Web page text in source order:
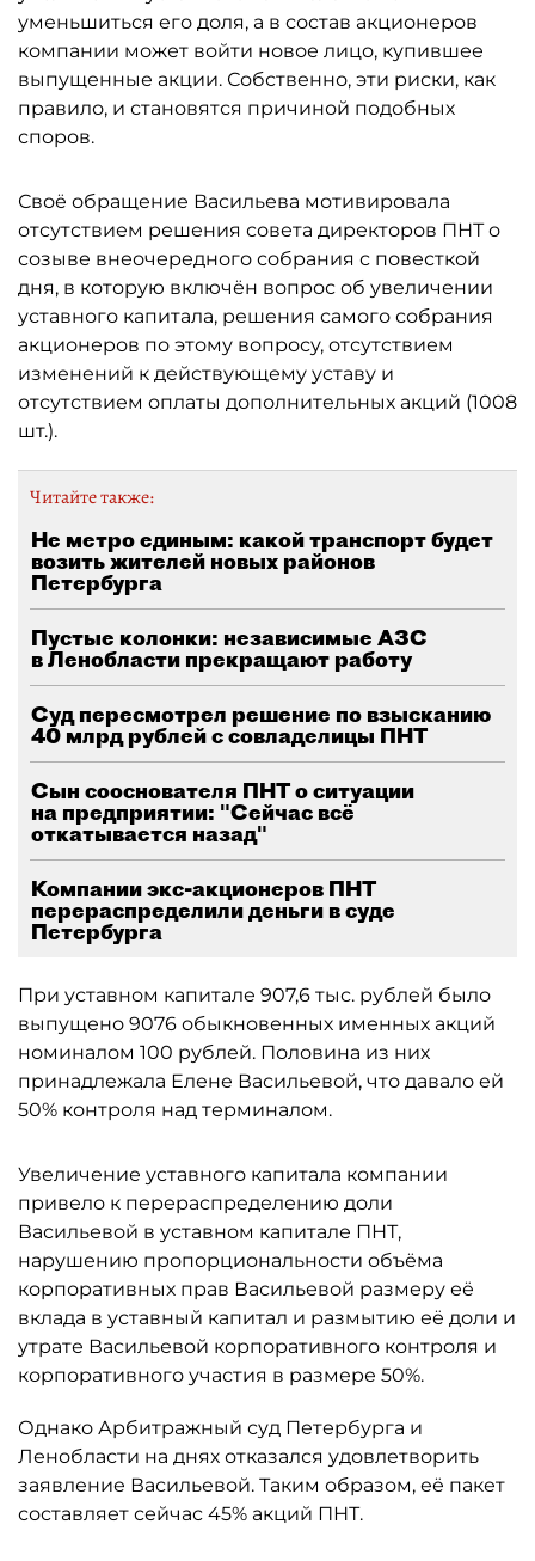
уменьшиться его доля, а в состав акционеров
компании может войти новое лицо, купившее
выпущенные акции. Собственно, эти риски, как
правило, и становятся причиной подобных
споров.
Своё обращение Васильева мотивировала
отсутствием решения совета директоров ПНТ о
созыве внеочередного собрания с повесткой
дня, в которую включён вопрос об увеличении
уставного капитала, решения самого собрания
акционеров по этому вопросу, отсутствием
изменений к действующему уставу и
отсутствием оплаты дополнительных акций (1008
шт.).
Читайте также:
Не метро единым: какой транспорт будет
возить жителей новых районов
Петербурга
Пустые колонки: независимые АЗС
в Ленобласти прекращают работу
Суд пересмотрел решение по взысканию
40 млрд рублей с совладелицы ПНТ
Сын сооснователя ПНТ о ситуации
на предприятии: "Сейчас всё
откатывается назад"
Компании экс-акционеров ПНТ
перераспределили деньги в суде
Петербурга
При уставном капитале 907,6 тыс. рублей было
выпущено 9076 обыкновенных именных акций
номиналом 100 рублей. Половина из них
принадлежала Елене Васильевой, что давало ей
50% контроля над терминалом.
Увеличение уставного капитала компании
привело к перераспределению доли
Васильевой в уставном капитале ПНТ,
нарушению пропорциональности объёма
корпоративных прав Васильевой размеру её
вклада в уставный капитал и размытию её доли и
утрате Васильевой корпоративного контроля и
корпоративного участия в размере 50%.
Однако Арбитражный суд Петербурга и
Ленобласти на днях отказался удовлетворить
заявление Васильевой. Таким образом, её пакет
составляет сейчас 45% акций ПНТ.